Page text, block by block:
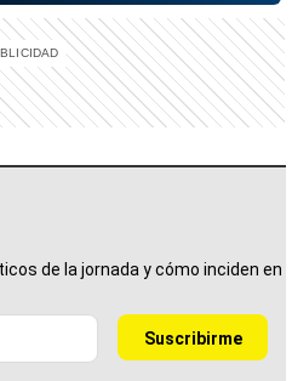
de la jornada y cómo inciden en